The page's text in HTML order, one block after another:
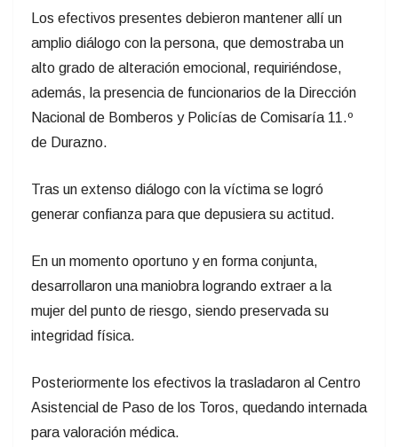
Los efectivos presentes debieron mantener allí un
amplio diálogo con la persona, que demostraba un
alto grado de alteración emocional, requiriéndose,
además, la presencia de funcionarios de la Dirección
Nacional de Bomberos y Policías de Comisaría 11.º
de Durazno.
Tras un extenso diálogo con la víctima se logró
generar confianza para que depusiera su actitud.
En un momento oportuno y en forma conjunta,
desarrollaron una maniobra logrando extraer a la
mujer del punto de riesgo, siendo preservada su
integridad física.
Posteriormente los efectivos la trasladaron al Centro
Asistencial de Paso de los Toros, quedando internada
para valoración médica.